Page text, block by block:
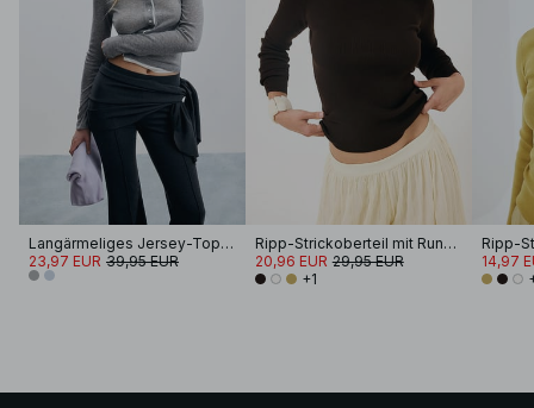
Langärmeliges Jersey-Top zum Schichten
23,97 EUR 39,95 EUR
Ripp-Strickoberteil mit Rundhalsausschnitt
20,96 EUR 29,95 EUR
+1
14,97